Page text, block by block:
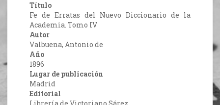
Título
Fe de Erratas del Nuevo Diccionario de la
Academia. Tomo IV
Autor
Valbuena, Antonio de
Año
1896
Lugar de publicación
Madrid
Editorial